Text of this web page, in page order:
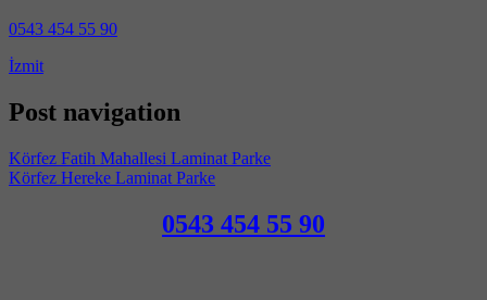
0543 454 55 90
İzmit
Post navigation
Körfez Fatih Mahallesi Laminat Parke
Körfez Hereke Laminat Parke
0543 454 55 90